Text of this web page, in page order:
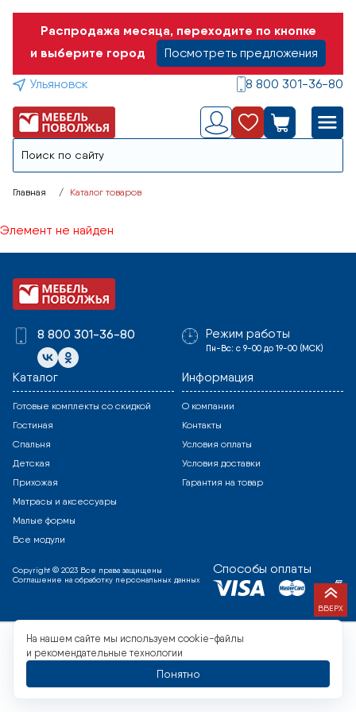
Распродажа месяца, переходите по кнопке
и выберите город
Посмотреть предложения
Ульяновск 8 800 301-36-80
Главная Каталог товаров
Элемент не найден
8 800 301-36-80 Режим работы
Пн-Вс: с 9-00 до 19-00 (МСК)
Каталог
Готовые комплекты со скидкой
Гостиная
Спальня
Детская
Прихожая
Матрасы и аксессуары
Малые формы
Все модули
Информация
О компании
Контакты
Условия оплаты
Условия доставки
Гарантия на товар
Copyright © 2023 Все права защищены
Соглашение на обработку персональных данных
Способы оплаты
ВВЕРХ
На нашем сайте мы используем cookie-файлы
и рекомендательные технологии
Понятно